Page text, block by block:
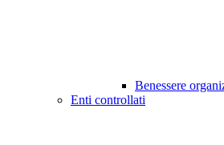
Benessere
Enti controllati